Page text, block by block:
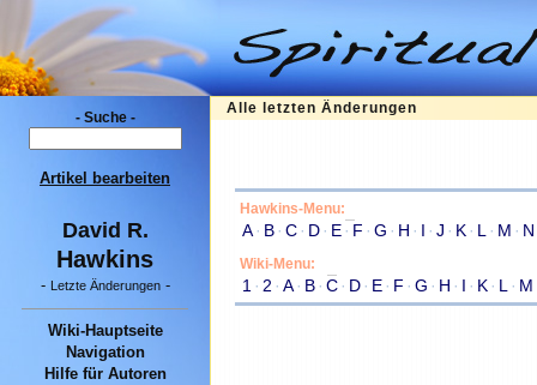
- Suche -
Artikel bearbeiten
David R.
Hawkins
- Letzte Änderungen-
Wiki-Hauptseite
Navigation
Hilfe für Autoren
Alle letzten Änderungen
Hawkins-Menu:
A· B· C· D· E· F · G · H · I · J · K· L · M · N
Wiki-Menu:
1 · 2 · A· B· C· D· E· F · G · H · I · K· L · M